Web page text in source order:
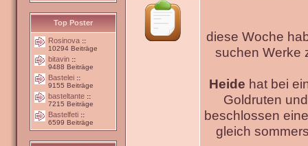
Top Poster
Rosinova ::
10294 Beiträge
bitavin ::
9488 Beiträge
Bastelei ::
9155 Beiträge
basteltante ::
7215 Beiträge
Bastelfeti ::
6599 Beiträge
diese Woche
suchen Werke
Heide hat bei
Goldruten
beschlossen
gleich